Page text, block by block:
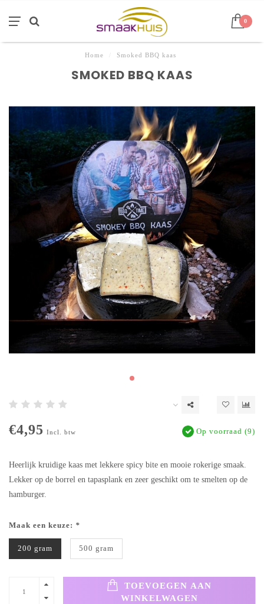
0
Home Smoked BBQ kaas
SMOKED BBQ KAAS
€4,95 Incl. btw Op voorraad (9)
Heerlijk kruidige kaas met lekkere spicy bite en mooie rokerige smaak.
Lekker op de borrel en tapasplank en zeer geschikt om te smelten op de
hamburger.
Maak een keuze: *
200 gram 500 gram
TOEVOEGEN AAN
WINKELWAGEN